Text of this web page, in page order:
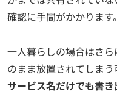
確認に手間がかかります。
一人暮らしの場合はさ
のまま放置されてしまう
サービス名だけでも書き